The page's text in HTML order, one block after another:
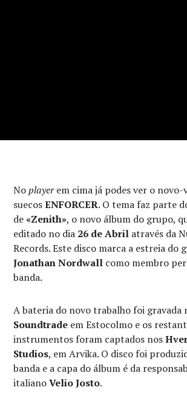
Noplayerem cima já podes ver o
suecosENFORCER. O tema faz parte
de«Zenith», o novo álbum do grupo,
editado no dia 26 de Abril através da
Records. Este disco marca a estreia do
Jonathan Nordwall como membro
banda.
A bateria do novo trabalho foi gravada
Soundtrade em Estocolmo e os
instrumentos foram captados nos
Studios, em Arvika. O disco foi
banda e a capa do álbum é da
italianoVelio Josto.